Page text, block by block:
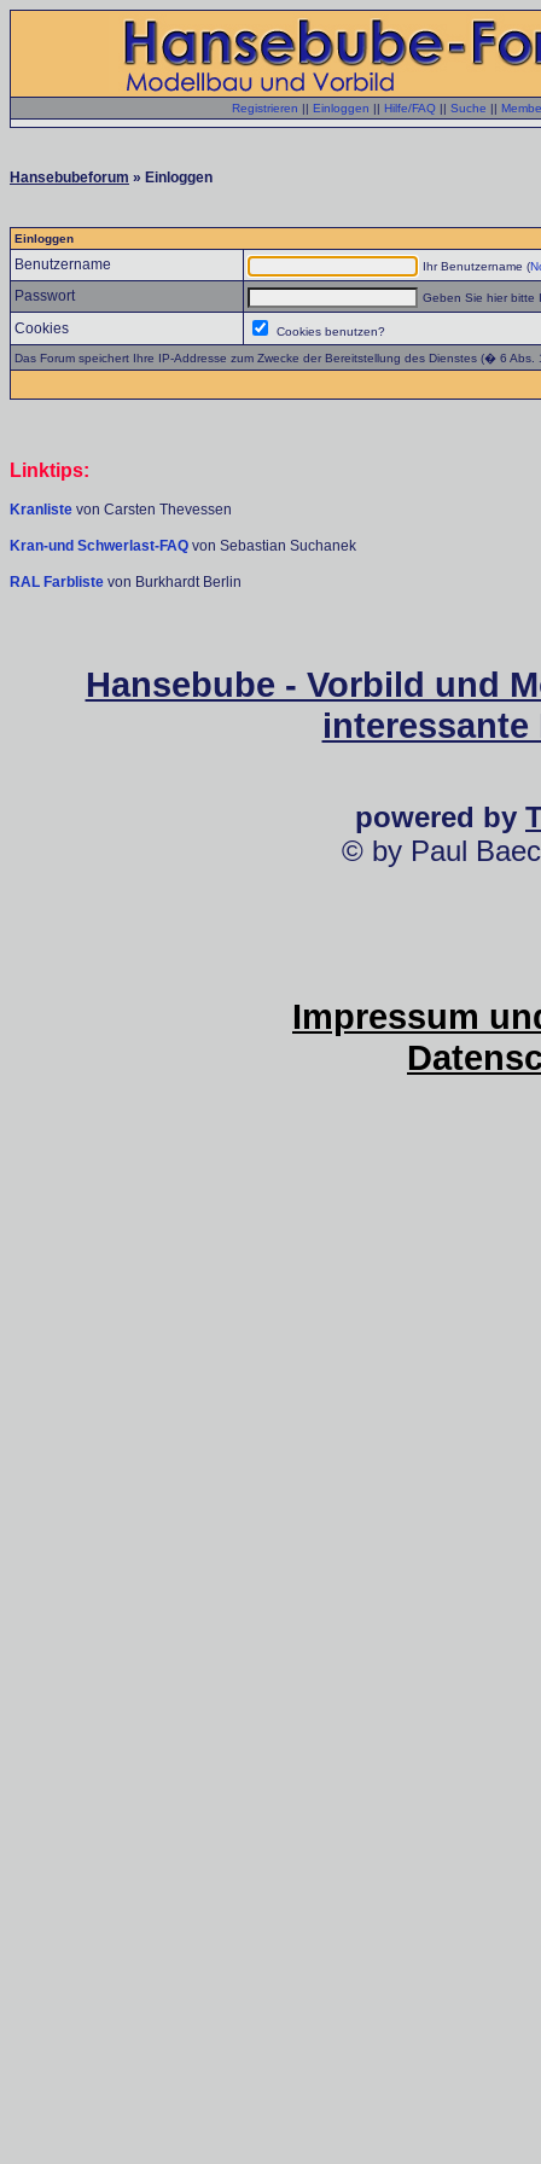
Registrieren || Einloggen || Hilfe/FAQ || Suche ||
Hansebubeforum » Einloggen
Einloggen
Benutzername Ihr Benutzername (
Passwort Geben Sie hier bitte
Cookies
Cookies benutzen?
Das Forum speichert Ihre IP-Addresse zum Zwecke der Bereitstellung des Dienstes (� 6
Linktips:
Kranliste von Carsten Thevessen
Kran-und Schwerlast-FAQ von Sebastian Suchanek
RAL Farbliste von Burkhardt Berlin
Hansebube - Vorbild und
powered by
© by Paul
Impressum